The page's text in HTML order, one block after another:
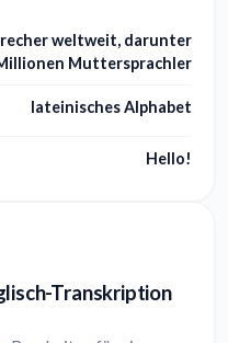
weltweit, darunter
Muttersprachler
lateinisches Alphabet
Hello!
Transkription